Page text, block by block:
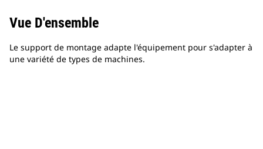
Vue D'ensemble
Le support de montage adapte l'équipement pour s'adapter à
une variété de types de machines.